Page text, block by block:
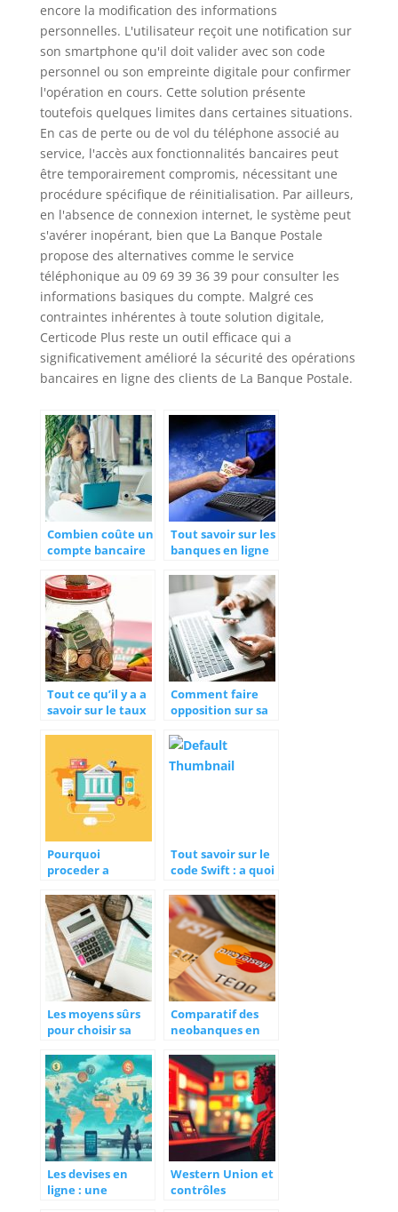
encore la modification des informations
personnelles. L'utilisateur reçoit une notification sur
son smartphone qu'il doit valider avec son code
personnel ou son empreinte digitale pour confirmer
l'opération en cours. Cette solution présente
toutefois quelques limites dans certaines situations.
En cas de perte ou de vol du téléphone associé au
service, l'accès aux fonctionnalités bancaires peut
être temporairement compromis, nécessitant une
procédure spécifique de réinitialisation. Par ailleurs,
en l'absence de connexion internet, le système peut
s'avérer inopérant, bien que La Banque Postale
propose des alternatives comme le service
téléphonique au 09 69 39 36 39 pour consulter les
informations basiques du compte. Malgré ces
contraintes inhérentes à toute solution digitale,
Certicode Plus reste un outil efficace qui a
significativement amélioré la sécurité des opérations
bancaires en ligne des clients de La Banque Postale.
Combien coûte un
compte bancaire
Tout savoir sur les
banques en ligne
Tout ce qu’il y a a
savoir sur le taux
Comment faire
opposition sur sa
Pourquoi
proceder a
compte bancaire
en ligne ?
Tout savoir sur le
code Swift : a quoi
comment le
trouver ?
Les moyens sûrs
pour choisir sa
Comparatif des
neobanques en
trouvez la
meilleure option
du marche
Les devises en
ligne : une
Western Union et
contrôles